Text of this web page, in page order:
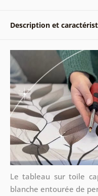
Description et
Le tableau sur toile
blanche entourée de